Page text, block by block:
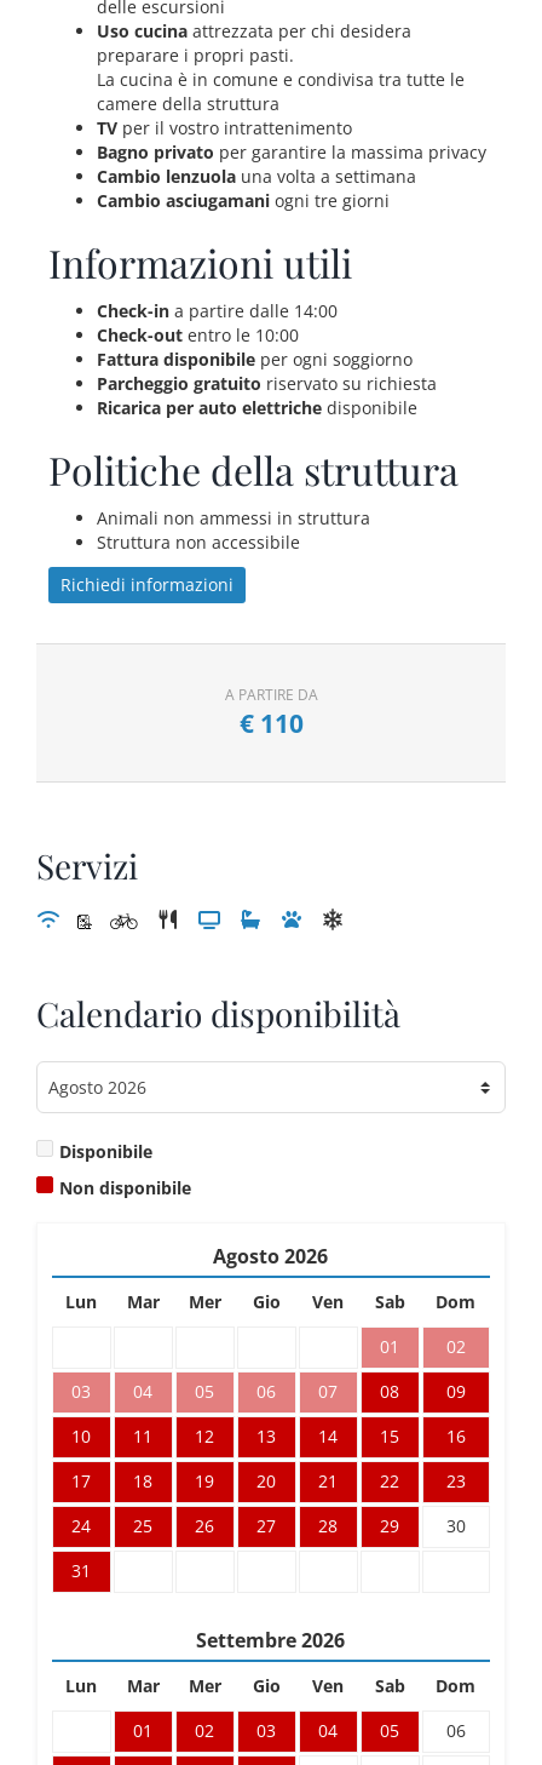
delle escursioni
Uso cucinaattrezzata per chi desidera
preparare i propri pasti.
La cucina è in comune e condivisa tra tutte le
camere della struttura
TVper il vostro intrattenimento
Bagno privato per garantire la massima privacy
Cambio lenzuolauna volta a settimana
Cambio asciugamaniogni tre giorni
Informazioni utili
Check-ina partire dalle 14:00
Check-outentro le 10:00
Fattura disponibileper ogni soggiorno
Parcheggio gratuito riservato su richiesta
Ricarica per auto elettrichedisponibile
Politiche della struttura
Animali non ammessi in struttura
Struttura non accessibile
Richiedi informazioni
A PARTIRE DA
€ 110
Servizi
Calendario disponibilità
Disponibile
Non disponibile
Agosto 2026
Lun Mar Mer Gio Ven Sab
Dom
01
02
03
04 05 06 07 08
09
10
11 12 13 14 15
16
17
18 19 20 21 22
23
24
25 26 27 28 29
30
31
Settembre 2026
Lun Mar Mer Gio Ven Sab
Dom
01
02 03 04 05
06